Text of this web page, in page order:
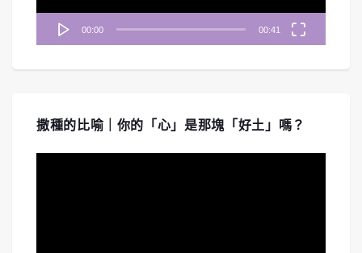
00:00 00:41
撒種的比喻｜你的「心」是那塊「好土」嗎？